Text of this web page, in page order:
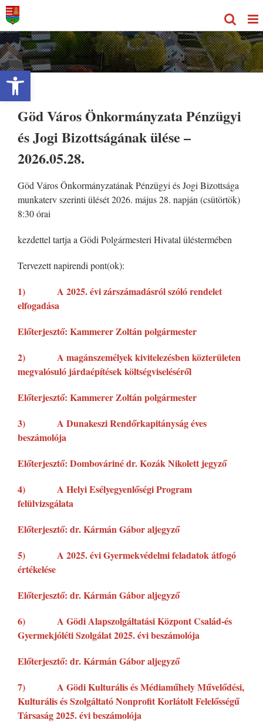
Eszköztár megnyitása
Kihagyás
Göd Város Önkormányzata Pénzügyi
és Jogi Bizottságának ülése –
2026.05.28.
Göd Város Önkormányzatának Pénzügyi és Jogi Bizottsága
munkaterv szerinti ülését 2026. május 28. napján (csütörtök)
8:30 órai
kezdettel tartja a Gödi Polgármesteri Hivatal üléstermében
Tervezett napirendi pont(ok):
1) A 2025. évi zárszámadásról szóló rendelet
elfogadása
Előterjesztő: Kammerer Zoltán polgármester
2) A magánszemélyek kivitelezésben közterületen
megvalósuló járdaépítések költségviseléséről
Előterjesztő: Kammerer Zoltán polgármester
3) A Dunakeszi Rendőrkapitányság éves
beszámolója
Előterjesztő: Dombováriné dr. Kozák Nikolett jegyző
4) A Helyi Esélyegyenlőségi Program
felülvizsgálata
Előterjesztő: dr. Kármán Gábor aljegyző
5) A 2025. évi Gyermekvédelmi feladatok átfogó
értékelése
Előterjesztő: dr. Kármán Gábor aljegyző
6) A Gödi Alapszolgáltatási Központ Család-és
Gyermekjóléti Szolgálat 2025. évi beszámolója
Előterjesztő: dr. Kármán Gábor aljegyző
7) A Gödi Kulturális és Médiaműhely Művelődési,
Kulturális és Szolgáltató Nonprofit Korlátolt Felelősségű
Társaság 2025. évi beszámolója